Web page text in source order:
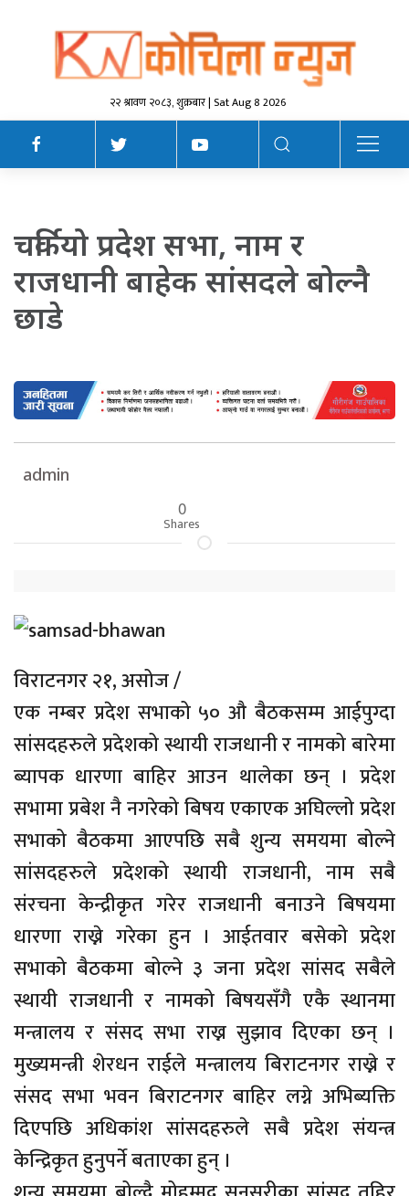
२२ श्रावण २०८३, शुक्रबार | Sat Aug 8 2026
चर्कियो प्रदेश सभा, नाम र
राजधानी बाहेक सांसदले बोल्नै
छाडे
admin
0
Shares
विराटनगर २१, असोज /
एक नम्बर प्रदेश सभाको ५० औ बैठकसम्म आईपुग्दा
सांसदहरुले प्रदेशको स्थायी राजधानी र नामको बारेमा
ब्यापक धारणा बाहिर आउन थालेका छन् । प्रदेश
सभामा प्रबेश नै नगरेको बिषय एकाएक अघिल्लो प्रदेश
सभाको बैठकमा आएपछि सबै शुन्य समयमा बोल्ने
सांसदहरुले प्रदेशको स्थायी राजधानी, नाम सबै
संरचना केन्द्रीकृत गरेर राजधानी बनाउने बिषयमा
धारणा राख्ने गरेका हुन । आईतवार बसेको प्रदेश
सभाको बैठकमा बोल्ने ३ जना प्रदेश सांसद सबैले
स्थायी राजधानी र नामको बिषयसँगै एकै स्थानमा
मन्त्रालय र संसद सभा राख्न सुझाव दिएका छन् ।
मुख्यमन्त्री शेरधन राईले मन्त्रालय बिराटनगर राख्ने र
संसद सभा भवन बिराटनगर बाहिर लग्ने अभिब्यक्ति
दिएपछि अधिकांश सांसदहरुले सबै प्रदेश संयन्त्र
केन्द्रिकृत हुनुपर्ने बताएका हुन् ।